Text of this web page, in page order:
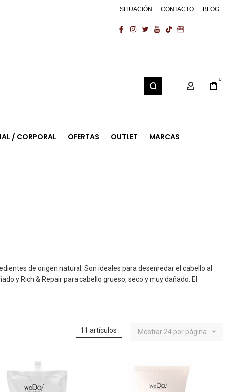
SITUACIÓN CONTACTO BLOG
facebook
instagram
twitteryoutube
tiktokbusiness
Mi Cuenta
0
/ CORPORAL OFERTAS OUTLET MARCAS
de origen natural. Son ideales para desenredar el cabello al
y Rich & Repair para cabello grueso, seco y muy dañado. El
11 artículos Mostrar 24 por página